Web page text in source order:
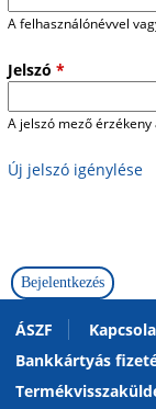
A felhasználónévvel
Jelszó *
A jelszó mező
Új jelszó igénylése
ÁSZF
Bankkártyás